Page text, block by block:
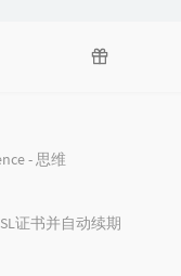
- 思维
证书并自动续期